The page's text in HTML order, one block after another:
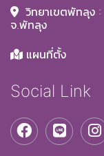
วิทยาเขตพัทลุง
จ.พัทลุง
แผนที่ตั้ง
Social Link